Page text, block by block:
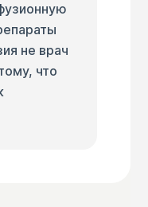
не врач
что